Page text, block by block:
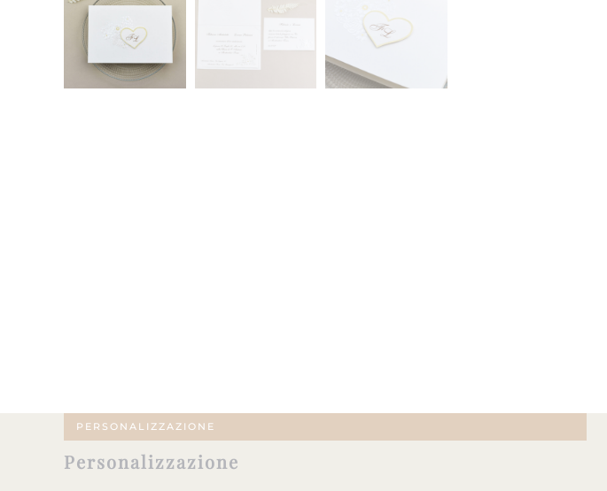
PERSONALIZZAZIONE
Personalizzazione